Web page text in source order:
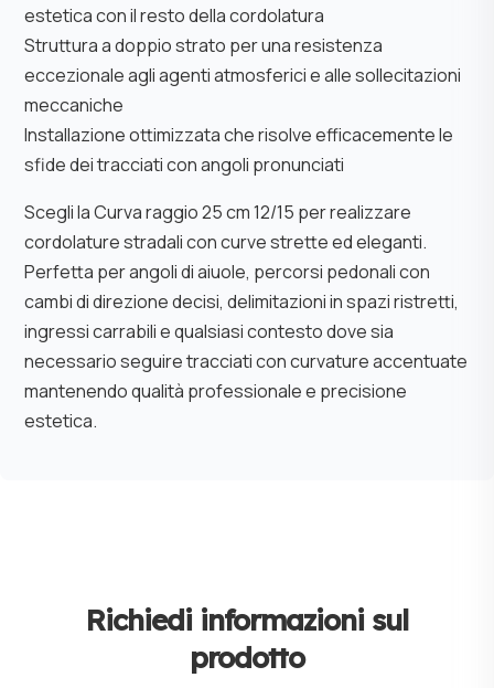
estetica con il resto della cordolatura
Struttura a doppio strato per una resistenza
eccezionale agli agenti atmosferici e alle sollecitazioni
meccaniche
Installazione ottimizzata che risolve efficacemente le
sfide dei tracciati con angoli pronunciati
Scegli la Curva raggio 25 cm 12/15 per realizzare
cordolature stradali con curve strette ed eleganti.
Perfetta per angoli di aiuole, percorsi pedonali con
cambi di direzione decisi, delimitazioni in spazi ristretti,
ingressi carrabili e qualsiasi contesto dove sia
necessario seguire tracciati con curvature accentuate
mantenendo qualità professionale e precisione
estetica.
Richiedi informazioni sul
prodotto